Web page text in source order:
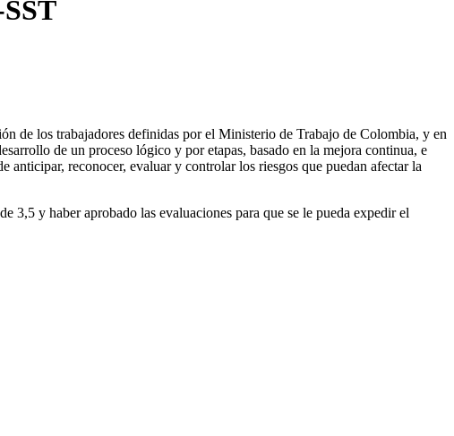
de los trabajadores definidas por el Ministerio de Trabajo de Colombia, y en
de un proceso lógico y por etapas, basado en la mejora continua, e
reconocer, evaluar y controlar los riesgos que puedan afectar la
3,5 y haber aprobado las evaluaciones para que se le pueda expedir el